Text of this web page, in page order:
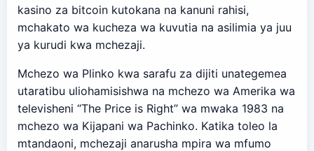
kasino za bitcoin kutokana na kanuni rahisi,
mchakato wa kucheza wa kuvutia na asilimia ya juu
ya kurudi kwa mchezaji.
Mchezo wa Plinko kwa sarafu za dijiti unategemea
utaratibu uliohamisishwa na mchezo wa Amerika wa
televisheni “The Price is Right” wa mwaka 1983 na
mchezo wa Kijapani wa Pachinko. Katika toleo la
mtandaoni, mchezaji anarusha mpira wa mfumo